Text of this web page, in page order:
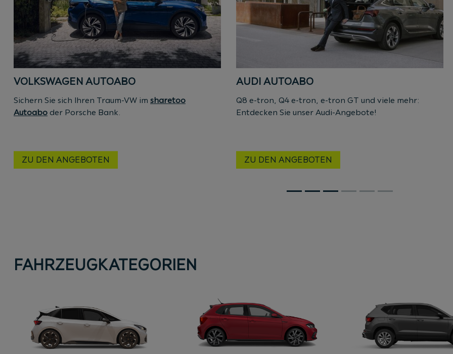
VOLKSWAGEN AUTOABO
Sichern Sie sich Ihren Traum-VW im sharetoo
Autoabo der Porsche Bank.
ZU DEN ANGEBOTEN
AUDI AUTOABO
Q8 e-tron, Q4 e-tron, e-tron GT und viele mehr:
Entdecken Sie unser Audi-Angebote!
ZU DEN ANGEBOTEN
FAHRZEUGKATEGORIEN